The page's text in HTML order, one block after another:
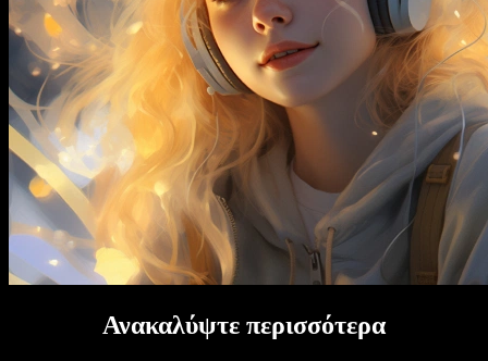
Ανακαλύψτε περισσότερα